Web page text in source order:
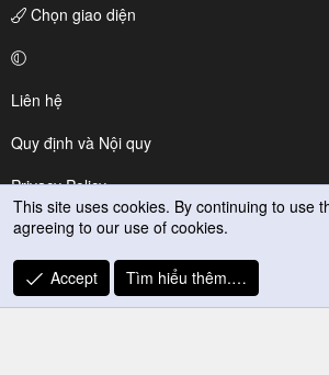
Chọn giao diện
Liên hệ
Quy định và Nội quy
Privacy Policy
Trợ giúp
R
S
This site uses cookies. By continuing to use
agreeing to our use of cookies.
Accept Tìm hiểu thêm.…